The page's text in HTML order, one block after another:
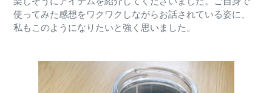
使ってみた感想をワクワクしながらお話されている姿に、
私もこのようになりたいと強く思いました。